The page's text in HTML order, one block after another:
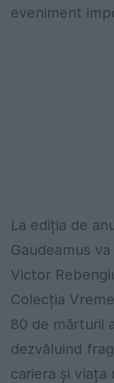
eveniment
La ediția de
Gaudeamus
Victor
Colecția
80 de mărturii
dezvăluind
cariera și viața